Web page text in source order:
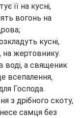
її на кусні,
вогонь на
кусні,
на жертовнику.
воді, а священик
всепалення,
Господа.
з дрібного скоту,
самця без